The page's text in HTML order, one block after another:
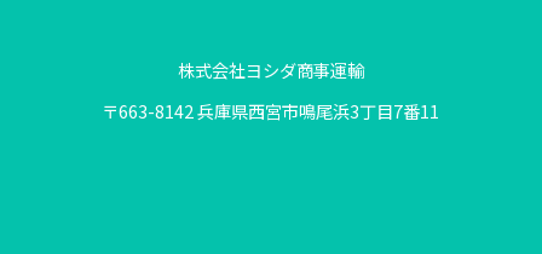
株式会社ヨシダ商事運輸
〒663-8142 兵庫県西宮市鳴尾浜3丁目7番11